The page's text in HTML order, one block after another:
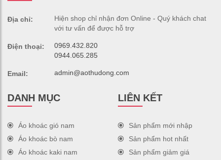
Địa chỉ:
Hiện shop chỉ nhận đơn Online - Quý khách chat
với tư vấn để được hỗ trợ
Điện thoại:
0969.432.820
0944.065.285
Email: admin@aothudong.com
DANH MỤC
Áo khoác gió nam
Áo khoác bò nam
Áo khoác kaki nam
LIÊN KẾT
Sản phẩm mới nhập
Sản phẩm hot nhất
Sản phẩm giảm giá